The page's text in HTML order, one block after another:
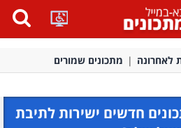
לאחרונה מתכונים שמורים
חדשים ישירות לתיבת